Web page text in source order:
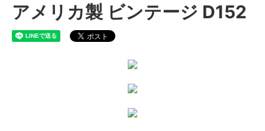
アメリカ製 ビンテージ D152